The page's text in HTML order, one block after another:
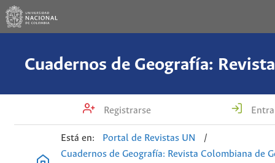
Registrarse
Está en: Portal de Revistas UN
/
Cuadernos de Geografía: Revista Colombiana de